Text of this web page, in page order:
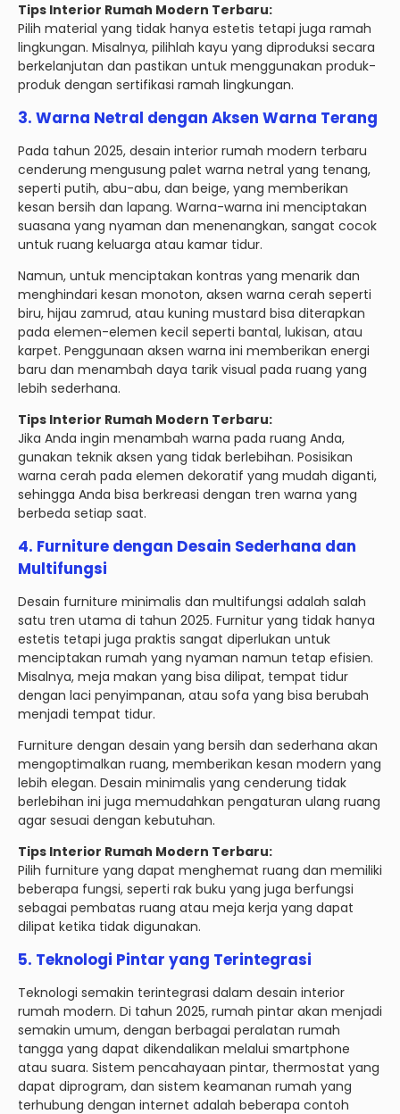
Tips Interior Rumah Modern Terbaru:
Pilih material yang tidak hanya estetis tetapi juga ramah
lingkungan. Misalnya, pilihlah kayu yang diproduksi secara
berkelanjutan dan pastikan untuk menggunakan produk-
produk dengan sertifikasi ramah lingkungan.
3. Warna Netral dengan Aksen Warna Terang
Pada tahun 2025, desain interior rumah modern terbaru
cenderung mengusung palet warna netral yang tenang,
seperti putih, abu-abu, dan beige, yang memberikan
kesan bersih dan lapang. Warna-warna ini menciptakan
suasana yang nyaman dan menenangkan, sangat cocok
untuk ruang keluarga atau kamar tidur.
Namun, untuk menciptakan kontras yang menarik dan
menghindari kesan monoton, aksen warna cerah seperti
biru, hijau zamrud, atau kuning mustard bisa diterapkan
pada elemen-elemen kecil seperti bantal, lukisan, atau
karpet. Penggunaan aksen warna ini memberikan energi
baru dan menambah daya tarik visual pada ruang yang
lebih sederhana.
Tips Interior Rumah Modern Terbaru:
Jika Anda ingin menambah warna pada ruang Anda,
gunakan teknik aksen yang tidak berlebihan. Posisikan
warna cerah pada elemen dekoratif yang mudah diganti,
sehingga Anda bisa berkreasi dengan tren warna yang
berbeda setiap saat.
4. Furniture dengan Desain Sederhana dan
Multifungsi
Desain furniture minimalis dan multifungsi adalah salah
satu tren utama di tahun 2025. Furnitur yang tidak hanya
estetis tetapi juga praktis sangat diperlukan untuk
menciptakan rumah yang nyaman namun tetap efisien.
Misalnya, meja makan yang bisa dilipat, tempat tidur
dengan laci penyimpanan, atau sofa yang bisa berubah
menjadi tempat tidur.
Furniture dengan desain yang bersih dan sederhana akan
mengoptimalkan ruang, memberikan kesan modern yang
lebih elegan. Desain minimalis yang cenderung tidak
berlebihan ini juga memudahkan pengaturan ulang ruang
agar sesuai dengan kebutuhan.
Tips Interior Rumah Modern Terbaru:
Pilih furniture yang dapat menghemat ruang dan memiliki
beberapa fungsi, seperti rak buku yang juga berfungsi
sebagai pembatas ruang atau meja kerja yang dapat
dilipat ketika tidak digunakan.
5. Teknologi Pintar yang Terintegrasi
Teknologi semakin terintegrasi dalam desain interior
rumah modern. Di tahun 2025, rumah pintar akan menjadi
semakin umum, dengan berbagai peralatan rumah
tangga yang dapat dikendalikan melalui smartphone
atau suara. Sistem pencahayaan pintar, thermostat yang
dapat diprogram, dan sistem keamanan rumah yang
terhubung dengan internet adalah beberapa contoh